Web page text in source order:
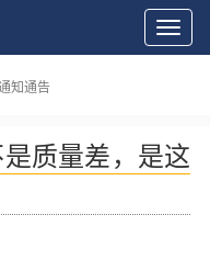
切
换
知通告
质量差，是这